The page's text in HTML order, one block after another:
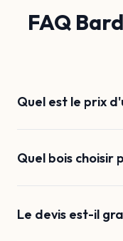
FAQ
Quel est le prix
Quel bois choisir
Le devis est-il